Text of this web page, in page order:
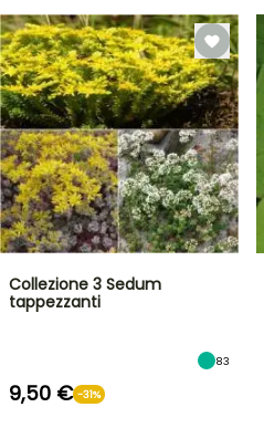
Collezione 3 Sedum
tappezzanti
83
9,50 € -31%